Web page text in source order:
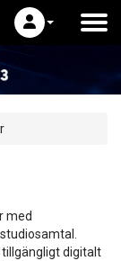
med
digitalt